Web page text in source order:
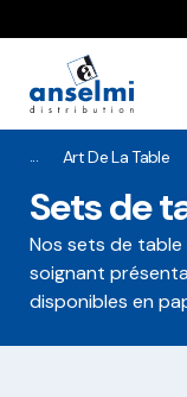
Art De La Table
Sets de
Nos sets de
soignant
disponibles en